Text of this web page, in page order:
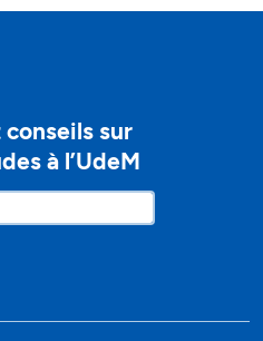
sur
à l’UdeM